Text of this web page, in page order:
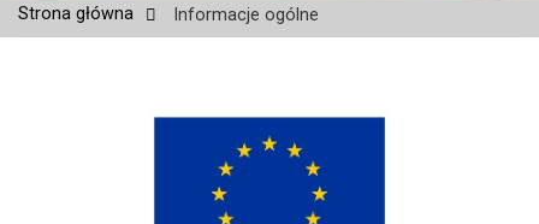
Strona główna Informacje ogólne